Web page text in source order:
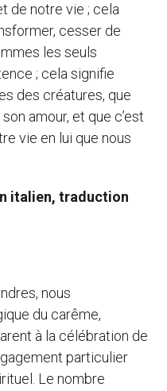
de notre vie ; cela
cesser de
les seuls
; cela signifie
des créatures, que
amour, et que c’est
vie en lui que nous
italien, traduction
nous
du carême,
à la célébration de
particulier
Le nombre